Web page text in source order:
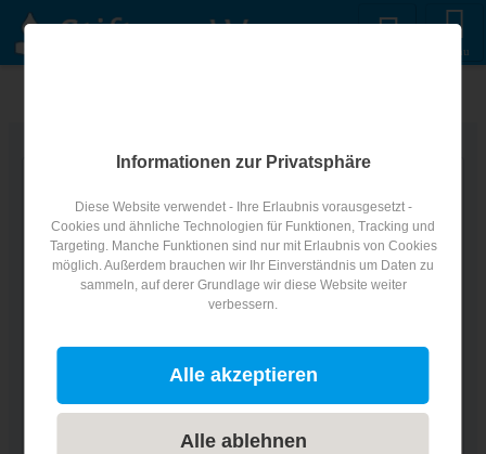
Menu
Newsletter
Melden Sie sich zu unserem Newsletter
an, um von unseren neuen
Wasserprojekten zu erfahren
Informationen zur Privatsphäre
Diese Website verwendet - Ihre Erlaubnis vorausgesetzt -
Cookies und ähnliche Technologien für Funktionen, Tracking und
Targeting. Manche Funktionen sind nur mit Erlaubnis von Cookies
möglich. Außerdem brauchen wir Ihr Einverständnis um Daten zu
sammeln, auf derer Grundlage wir diese Website weiter
verbessern.
Alle akzeptieren
Alle ablehnen